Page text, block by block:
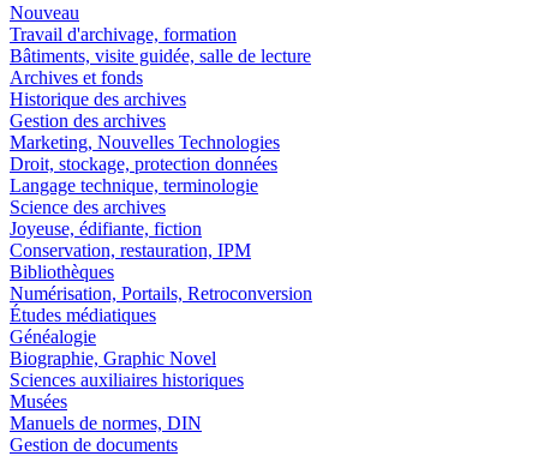
Nouveau
Travail d'archivage, formation
Bâtiments, visite guidée, salle de lecture
Archives et fonds
Historique des archives
Gestion des archives
Marketing, Nouvelles Technologies
Droit, stockage, protection données
Langage technique, terminologie
Science des archives
Joyeuse, édifiante, fiction
Conservation, restauration, IPM
Bibliothèques
Numérisation, Portails, Retroconversion
Études médiatiques
Généalogie
Biographie, Graphic Novel
Sciences auxiliaires historiques
Musées
Manuels de normes, DIN
Gestion de documents